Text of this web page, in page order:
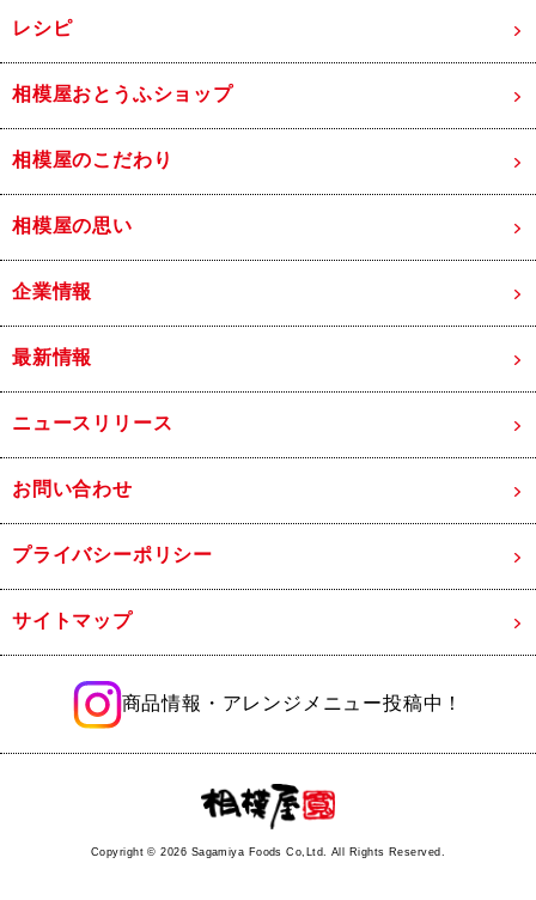
レシピ
相模屋おとうふショップ
相模屋のこだわり
相模屋の思い
企業情報
最新情報
ニュースリリース
お問い合わせ
プライバシーポリシー
サイトマップ
商品情報・アレンジメニュー投稿中！
Copyright ©2026 Sagamiya Foods Co,Ltd. All Rights Reserved.